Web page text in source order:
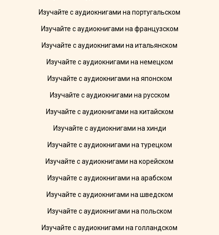
Изучайте с аудиокнигами на португальском
Изучайте с аудиокнигами на французском
Изучайте с аудиокнигами на итальянском
Изучайте с аудиокнигами на немецком
Изучайте с аудиокнигами на японском
Изучайте с аудиокнигами на русском
Изучайте с аудиокнигами на китайском
Изучайте с аудиокнигами на хинди
Изучайте с аудиокнигами на турецком
Изучайте с аудиокнигами на корейском
Изучайте с аудиокнигами на арабском
Изучайте с аудиокнигами на шведском
Изучайте с аудиокнигами на польском
Изучайте с аудиокнигами на голландском